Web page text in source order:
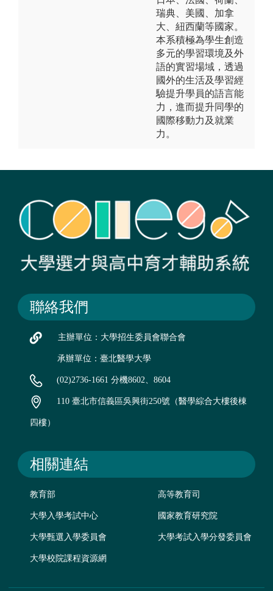
瑞典、美國、加拿
大、紐西蘭等國家。
本系積極為學生創造
多元的學習環境及外
語的實習場域，透過
國外的生活及學習經
驗提升學員的語言能
力，進而提升同學的
國際移動力及就業
力。
聯絡我們
主辦單位：大學招生委員會聯合會
承辦單位：臺北醫學大學
(02)2736-1661 分機8602、8604
110 臺北市信義區吳興街250號（醫學綜合大樓後棟
四樓）
相關連結
教育部 高等教育司
大學入學考試中心 國家教育研究院
大學甄選入學委員會 大學考試入學分發委員會
大學校院課程資源網